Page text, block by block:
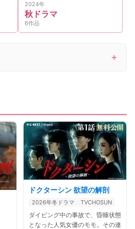
2024年
秋ドラマ
6作品
ドクターシン 欲望の解剖
2026年冬ドラマ TVCHOSUN
ダイビング中の事故で、昏睡状態
となった人気女優のモモ。その連